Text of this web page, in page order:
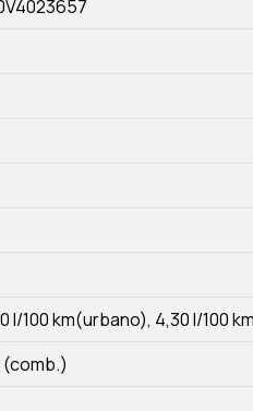
l/100 km(urbano) 4,30 l/100
(comb.)